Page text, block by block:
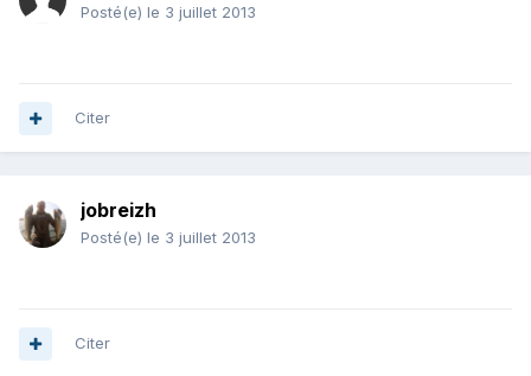
Posté(e) le 3 juillet 2013
Citer
jobreizh
Posté(e) le 3 juillet 2013
Citer